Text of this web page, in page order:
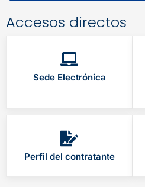
Accesos directos
Sede Electrónica
Perfil del contratante